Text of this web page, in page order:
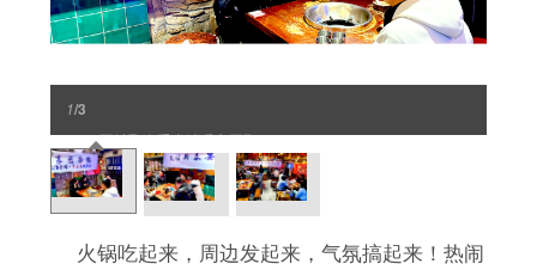
1/3
2025同城聚会重庆站暖心回顾
火锅吃起来，周边发起来，气氛搞起来！热闹